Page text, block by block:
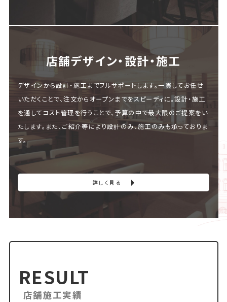
店舗デザイン・設計・施⼯
デザインから設計・施工までフルサポートします。一貫してお任せ
いただくことで、注文からオープンまでをスピーディに。設計・施工
を通してコスト管理を行うことで、予算の中で最大限のご提案をい
たします。また、ご紹介等により設計のみ、施工のみも承っておりま
す。
詳しく見る
RESULT
店舗施工実績